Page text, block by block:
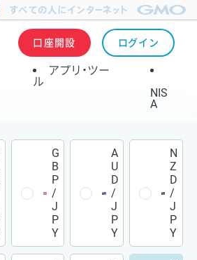
口座開設 ログイン
アプリ・ツー
ル
NIS
A
G
B
P
/
J
P
Y
A
U
D
/
J
P
Y
N
Z
D
/
J
P
Y